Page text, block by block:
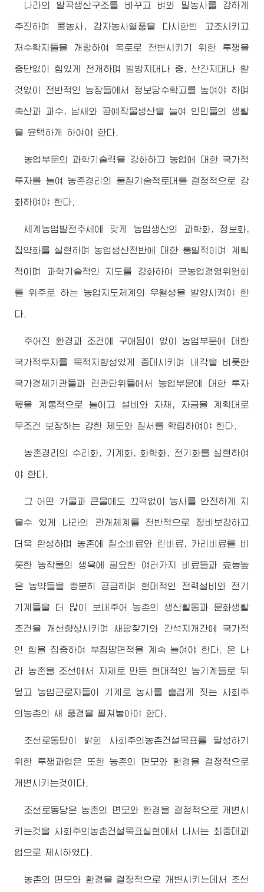
나라의 알곡생산구조를 바꾸고 벼와 밀농사를 강하게
추진하며 콩농사, 감자농사열풍을 다시한번 고조시키고
저수확지들을 개량하여 옥토로 전변시키기 위한 투쟁을
중단없이 힘있게 전개하며 벌방지대나 중, 산간지대나 할
것없이 전반적인 농장들에서 정보당수확고를 높여야 하며
축산과 과수, 남새와 공예작물생산을 늘여 인민들의 생활
을 윤택하게 하여야 한다.
농업부문의 과학기술력을 강화하고 농업에 대한 국가적
투자를 늘여 농촌경리의 물질기술적토대를 결정적으로 강
화하여야 한다.
세계농업발전추세에 맞게 농업생산의 과학화, 정보화,
집약화를 실현하며 농업생산전반에 대한 통일적이며 계획
적이며 과학기술적인 지도를 강화하여 군농업경영위원회
를 위주로 하는 농업지도체계의 우월성을 발양시켜야 한
다.
주어진 환경과 조건에 구애됨이 없이 농업부문에 대한
국가적투자를 목적지향성있게 증대시키며 내각을 비롯한
국가경제기관들과 련관단위들에서 농업부문에 대한 투자
몫을 계통적으로 늘이고 설비와 자재, 자금을 계획대로
무조건 보장하는 강한 제도와 질서를 확립하여야 한다.
농촌경리의 수리화, 기계화, 화학화, 전기화를 실현하여
야 한다.
그 어떤 가물과 큰물에도 끄떡없이 농사를 안전하게 지
을수 있게 나라의 관개체계를 전반적으로 정비보강하고
더욱 완성하며 농촌에 질소비료와 린비료, 카리비료를 비
롯한 농작물의 생육에 필요한 여러가지 비료들과 효능높
은 농약들을 충분히 공급하며 현대적인 전력설비와 전기
기계들을 더 많이 보내주어 농촌의 생산활동과 문화생활
조건을 개선향상시키며 새땅찾기와 간석지개간에 국가적
인 힘을 집중하여 부침땅면적을 계속 늘여야 한다. 온 나
라 농촌을 조선에서 자체로 만든 현대적인 농기계들로 뒤
덮고 농업근로자들이 기계로 농사를 흥겹게 짓는 사회주
의농촌의 새 풍경을 펼쳐놓아야 한다.
조선로동당이 밝힌 사회주의농촌건설목표를 달성하기
위한 투쟁과업은 또한 농촌의 면모와 환경을 결정적으로
개변시키는것이다.
조선로동당은 농촌의 면모와 환경을 결정적으로 개변시
키는것을 사회주의농촌건설목표실현에서 나서는 최중대과
업으로 제시하였다.
농촌의 면모와 환경을 결정적으로 개변시키는데서 조선